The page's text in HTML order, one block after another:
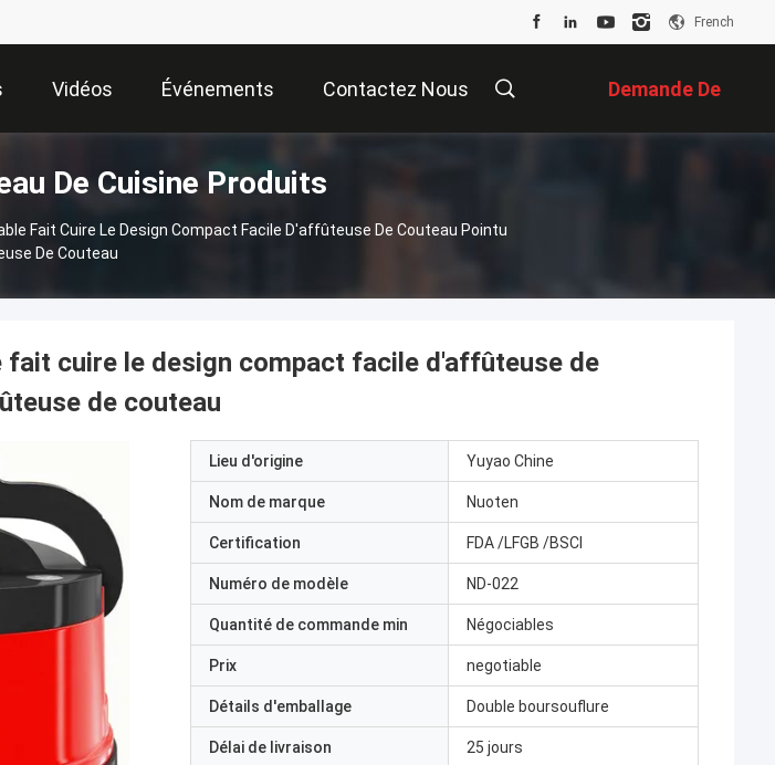
French
Vidéos Événements Contactez Nous Demande De
Soumission
De Cuisine Produits
Fait Cuire Le Design Compact Facile D'affûteuse De Couteau Pointu
De Couteau
fait cuire le design compact facile d'affûteuse de
de couteau
Lieu d'origine Yuyao Chine
Nom de marque Nuoten
Certification FDA /LFGB /BSCI
Numéro de modèle ND-022
Quantité de commande min Négociables
Prix negotiable
Détails d'emballage Double boursouflure
Délai de livraison 25 jours